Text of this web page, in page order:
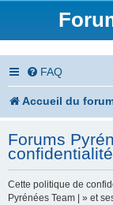
FAQ
Accueil du
Forums
confidentialité
Cette politique de
Pyrénées Team | » et